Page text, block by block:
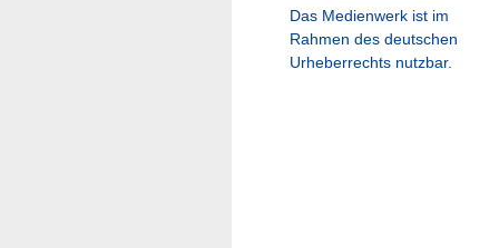
Das Medienwerk ist im
Rahmen des deutschen
Urheberrechts nutzbar.